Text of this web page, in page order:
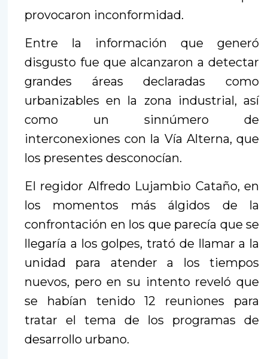
provocaron inconformidad.
Entre la información que generó
disgusto fue que alcanzaron a detectar
grandes áreas declaradas como
urbanizables en la zona industrial, así
como un sinnúmero de
interconexiones con la Vía Alterna, que
los presentes desconocían.
El regidor Alfredo Lujambio Cataño, en
los momentos más álgidos de la
confrontación en los que parecía que se
llegaría a los golpes, trató de llamar a la
unidad para atender a los tiempos
nuevos, pero en su intento reveló que
se habían tenido 12 reuniones para
tratar el tema de los programas de
desarrollo urbano.